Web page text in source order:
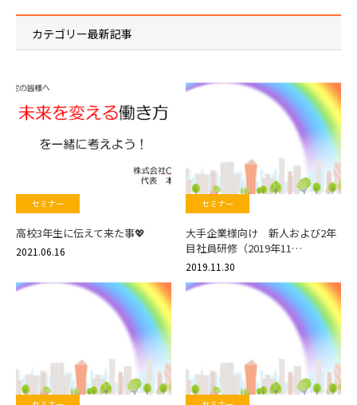
カテゴリー最新記事
セミナー
高校3年生に伝えて来た事💖
2021.06.16
セミナー
大手企業様向け 新人および2年
目社員研修（2019年11…
2019.11.30